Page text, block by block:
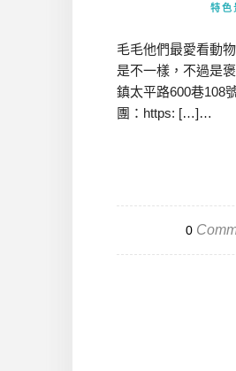
特色
毛毛他們最愛看動
是不一樣，不過是
鎮太平路600巷108
團：https: […]…
0